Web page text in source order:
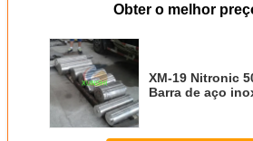
Obter o melhor
XM-19 Nitronic
Barra de aço